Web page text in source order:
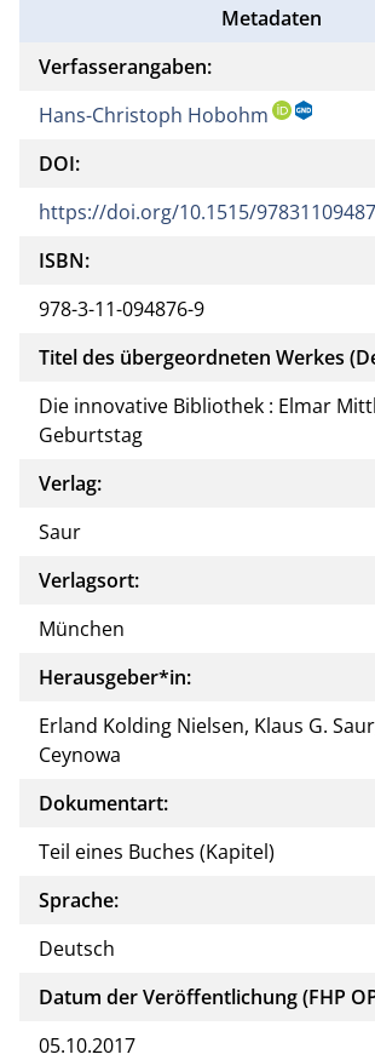
Metadaten
Verfasserangaben:
Hans-Christoph Hobohm
DOI:
https://doi.org/10.1515/
ISBN:
978-3-11-094876-9
Titel des übergeordneten Werkes
Die innovative Bibliothek : Elmar
Geburtstag
Verlag:
Saur
Verlagsort:
München
Herausgeber*in:
Erland Kolding Nielsen, Klaus G.
Ceynowa
Dokumentart:
Teil eines Buches (Kapitel)
Sprache:
Deutsch
Datum der Veröffentlichung (FHP
05.10.2017